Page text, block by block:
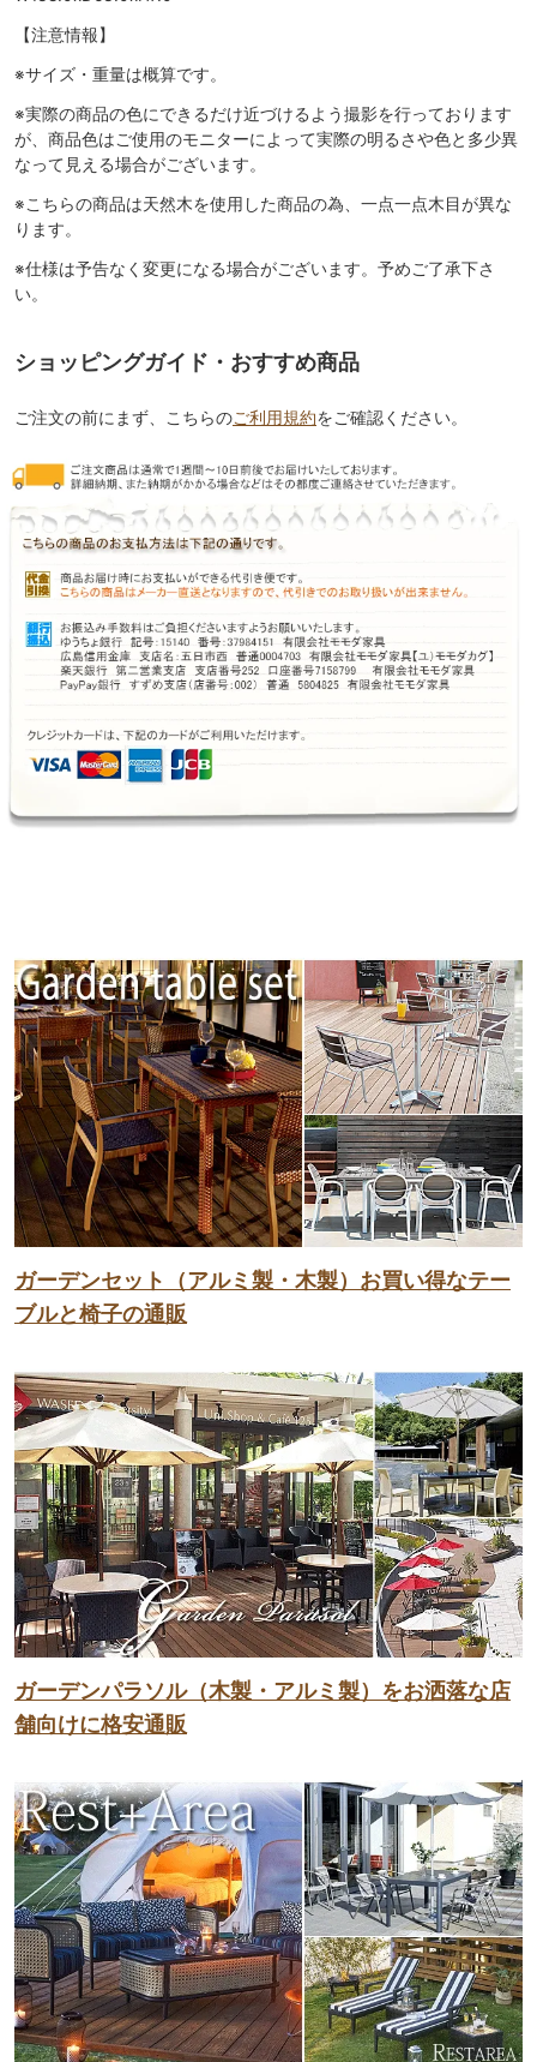
【注意情報】
※サイズ・重量は概算です。
※実際の商品の色にできるだけ近づけるよう撮影を行っております
が、商品色はご使用のモニターによって実際の明るさや色と多少異
なって見える場合がございます。
※こちらの商品は天然木を使用した商品の為、一点一点木目が異な
ります。
※仕様は予告なく変更になる場合がございます。予めご了承下さ
い。
ショッピングガイド・おすすめ商品
ご注文の前にまず、こちらのご利用規約をご確認ください。
ガーデンセット（アルミ製・木製）お買い得なテー
ブルと椅子の通販
ガーデンパラソル（木製・アルミ製）をお洒落な店
舗向けに格安通販